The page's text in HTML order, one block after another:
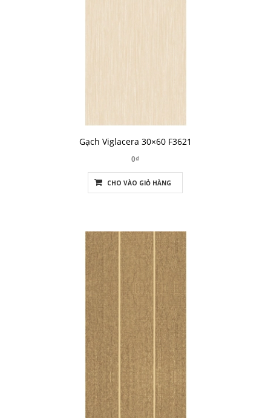
Gạch Viglacera 30×60 F3621
0₫
CHO VÀO GIỎ HÀNG